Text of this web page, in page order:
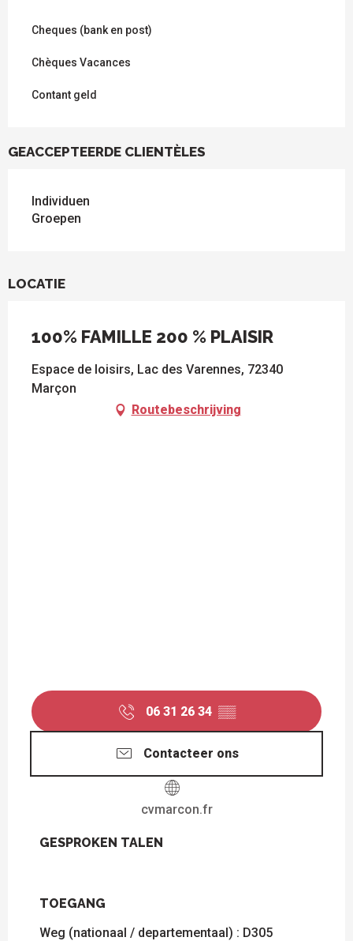
Cheques (bank en post)
Chèques Vacances
Contant geld
GEACCEPTEERDE CLIENTÈLES
Individuen
Groepen
LOCATIE
100% FAMILLE 200 % PLAISIR
Espace de loisirs, Lac des Varennes, 72340
Marçon
Routebeschrijving
06 31 26 34 ▒▒
Contacteer ons
cvmarcon.fr
GESPROKEN TALEN
GESPROKEN TALEN
TOEGANG
TOEGANG
Weg (nationaal / departementaal) : D305